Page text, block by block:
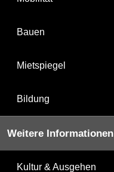
Bauen
Mietspiegel
Bildung
Weitere Informationen
Kultur & Ausgehen